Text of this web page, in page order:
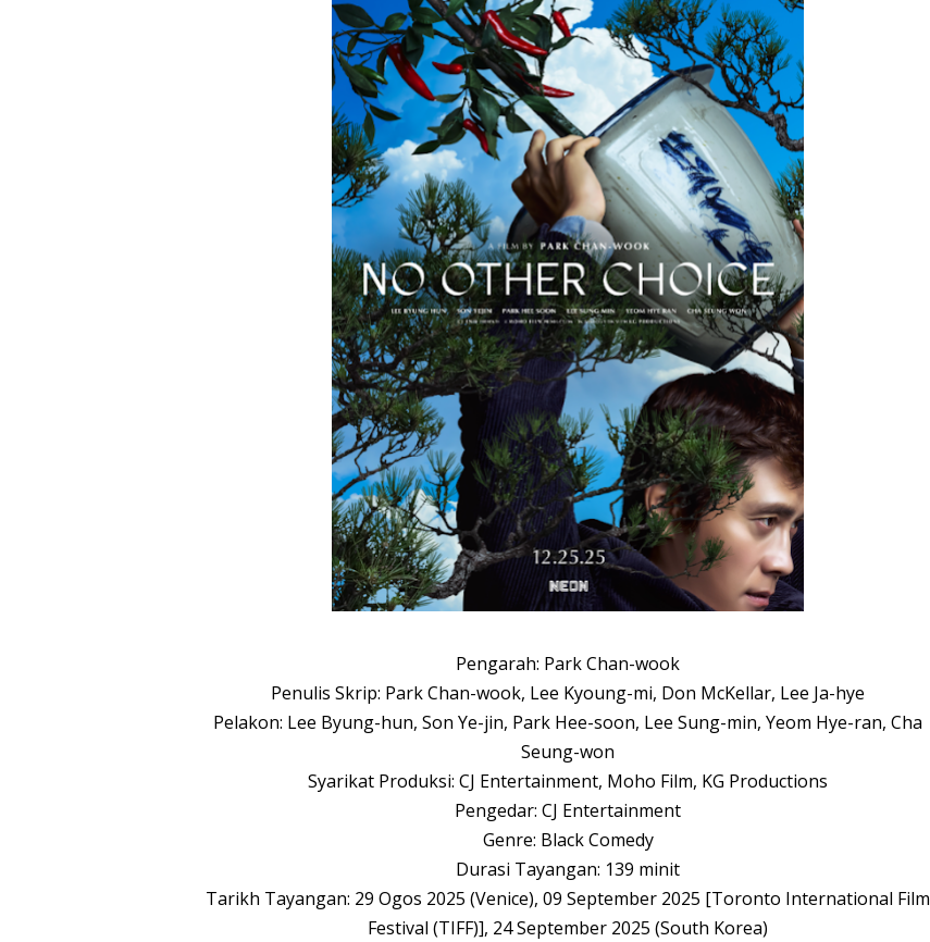
Pengarah: Park Chan-wook
Penulis Skrip: Park Chan-wook, Lee Kyoung-mi, Don McKellar, Lee Ja-hye
Pelakon: Lee Byung-hun, Son Ye-jin, Park Hee-soon, Lee Sung-min, Yeom Hye-ran, Cha
Seung-won
Syarikat Produksi: CJ Entertainment, Moho Film, KG Productions
Pengedar: CJ Entertainment
Genre: Black Comedy
Durasi Tayangan: 139 minit
Tarikh Tayangan: 29 Ogos 2025 (Venice), 09 September 2025 [Toronto International Film
Festival (TIFF)], 24 September 2025 (South Korea)